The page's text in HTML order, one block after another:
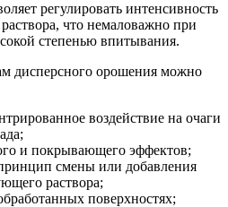
регулировать интенсивность
что немаловажно при
степенью впитывания.
дисперсного орошения можно
воздействие на очаги
и покрывающего эффектов;
смены или добавления
раствора;
поверхностях;